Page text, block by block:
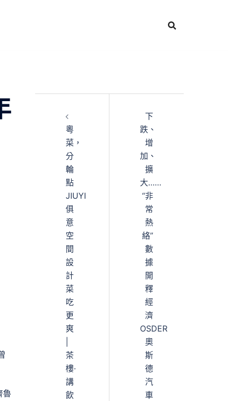
魯
粵
菜，
分
輪
點
JIUYI
俱
意
空
間
設
計
菜
吃
更
爽
茶
樓·
講
飲
下
跌、
增
加、
擴
大……
“非
常
熱
絡”
數
據
開
釋
經
濟
OSDER
奧
斯
德
汽
車